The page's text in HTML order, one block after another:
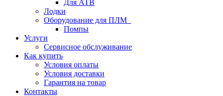
Для АТВ
Лодки
Оборудование для ПЛМ
Помпы
Услуги
Сервисное обслуживание
Как купить
Условия оплаты
Условия доставки
Гарантия на товар
Контакты